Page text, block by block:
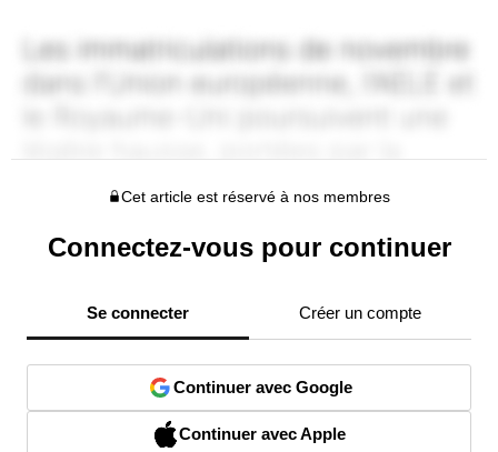
Cet article est réservé à nos membres
Connectez-vous pour continuer
Se connecter Créer un compte
Continuer avec Google
Continuer avec Apple